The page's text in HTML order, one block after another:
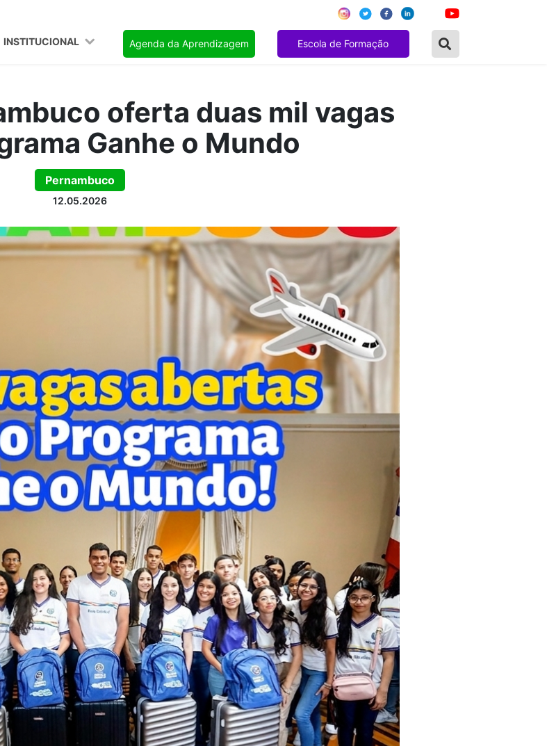
INSTITUCIONAL Agenda da Aprendizagem Escola de Formação
oferta duas mil vagas
Ganhe o Mundo
Pernambuco
12.05.2026